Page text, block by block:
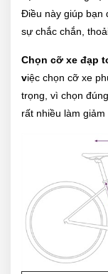
Điều này giúp bạn
sự chắc chắn,
Chọn cỡ xe đạp
việc chọn cỡ xe
trọng, vì chọn
rất nhiều làm